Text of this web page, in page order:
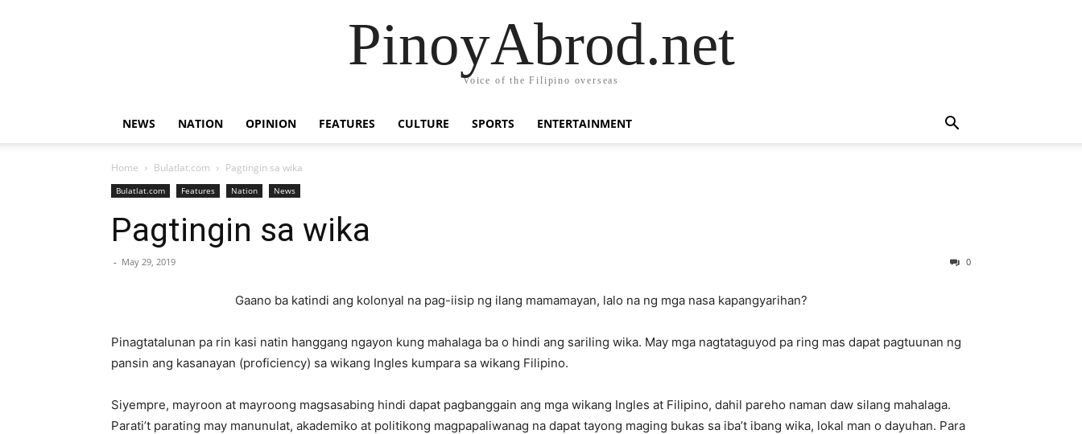
PinoyAbrod.net
Voice of the Filipino overseas
NEWS NATION OPINION FEATURES CULTURE SPORTS ENTERTAINMENT
Home Bulatlat.com Pagtingin sa wika
Bulatlat.com Features Nation News
Pagtingin sa wika
- May 29, 2019 0
Gaano ba katindi ang kolonyal na pag-iisip ng ilang mamamayan, lalo na ng mga nasa kapangyarihan?
Pinagtatalunan pa rin kasi natin hanggang ngayon kung mahalaga ba o hindi ang sariling wika. May mga nagtataguyod pa ring mas dapat pagtuunan ng
pansin ang kasanayan (proficiency) sa wikang Ingles kumpara sa wikang Filipino.
Siyempre, mayroon at mayroong magsasabing hindi dapat pagbanggain ang mga wikang Ingles at Filipino, dahil pareho naman daw silang mahalaga.
Parati’t parating may manunulat, akademiko at politikong magpapaliwanag na dapat tayong maging bukas sa iba’t ibang wika, lokal man o dayuhan. Para